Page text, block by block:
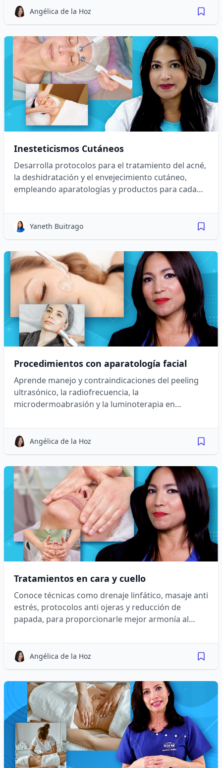
Angélica de la Hoz
Inesteticismos Cutáneos
Desarrolla protocolos para el tratamiento del acné,
la deshidratación y el envejecimiento cutáneo,
empleando aparatologías y productos para cada
Yaneth Buitrago
Procedimientos con aparatología facial
Aprende manejo y contraindicaciones del peeling
ultrasónico, la radiofrecuencia, la
microdermoabrasión y la luminoterapia en
Angélica de la Hoz
Tratamientos en cara y cuello
Conoce técnicas como drenaje linfático, masaje anti
estrés, protocolos anti ojeras y reducción de
papada, para proporcionarle mejor armonía al
Angélica de la Hoz